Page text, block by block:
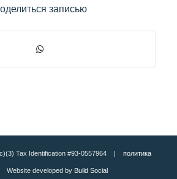
записью
Tax Identification #93-0557964 | политика
developed by Build Social